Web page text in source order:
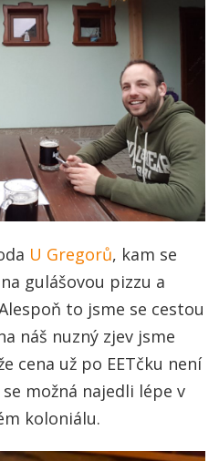
U Gregorů, kam se
gulášovou pizzu a
to jsme se cestou
náš nuzný zjev jsme
cena už po EETčku není
možná najedli lépe v
koloniálu.